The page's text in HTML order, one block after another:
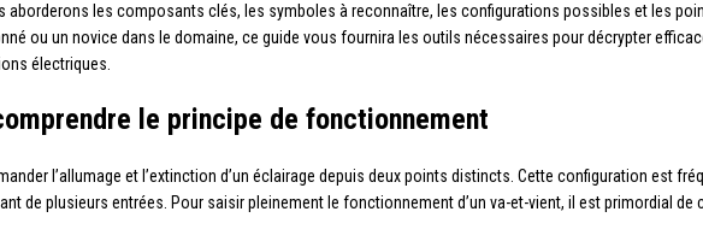
les composants clés, les symboles à reconnaître, les configurations possibles et les
ou un novice dans le domaine, ce guide vous fournira les outils nécessaires pour décrypter
électriques.
le principe de fonctionnement
l’allumage et l’extinction d’un éclairage depuis deux points distincts. Cette configuration est
de plusieurs entrées. Pour saisir pleinement le fonctionnement d’un va-et-vient, il est primordial de